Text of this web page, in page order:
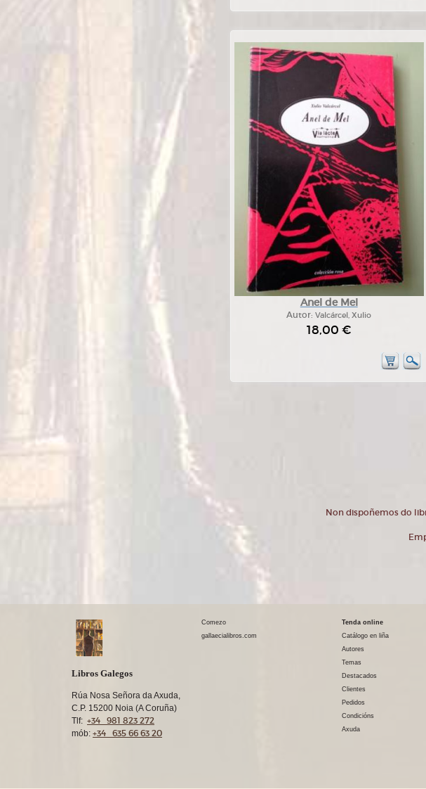
Anel de Mel
Autor:Valcárcel, Xulio
18,00 €
Non dispoñemos do
Libros Galegos
Rúa Nosa Señora da Axuda,
C.P. 15200 Noia (A Coruña)
Tlf: +34 981 823 272
mób: +34 635 66 63 20
Comezo
gallaecialibros.com
Tenda online
Catálogo en liña
Autores
Temas
Destacados
Clientes
Pedidos
Condicións
Axuda